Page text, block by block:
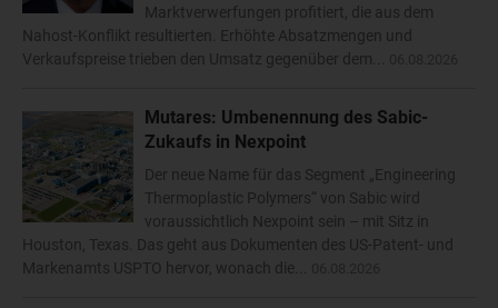
Marktverwerfungen profitiert, die aus dem
Nahost-Konflikt resultierten. Erhöhte Absatzmengen und
Verkaufspreise trieben den Umsatz gegenüber dem...
Mutares: Umbenennung des Sabic-
Zukaufs in Nexpoint
Der neue Name für das Segment „Engineering
Thermoplastic Polymers“ von Sabic wird
voraussichtlich Nexpoint sein – mit Sitz in
Houston, Texas. Das geht aus Dokumenten des US-Patent- und
Markenamts USPTO hervor, wonach die...